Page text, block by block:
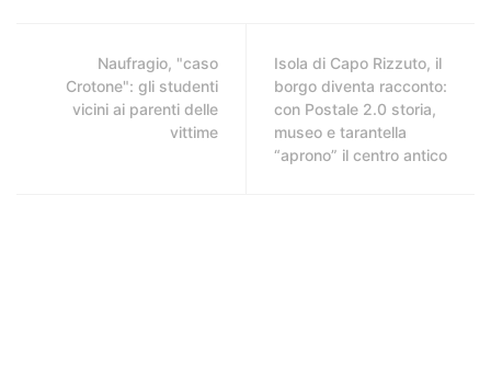
Naufragio, "caso
Crotone": gli studenti
vicini ai parenti delle
vittime
Isola di Capo Rizzuto, il
borgo diventa racconto:
con Postale 2.0 storia,
museo e tarantella
“aprono” il centro antico